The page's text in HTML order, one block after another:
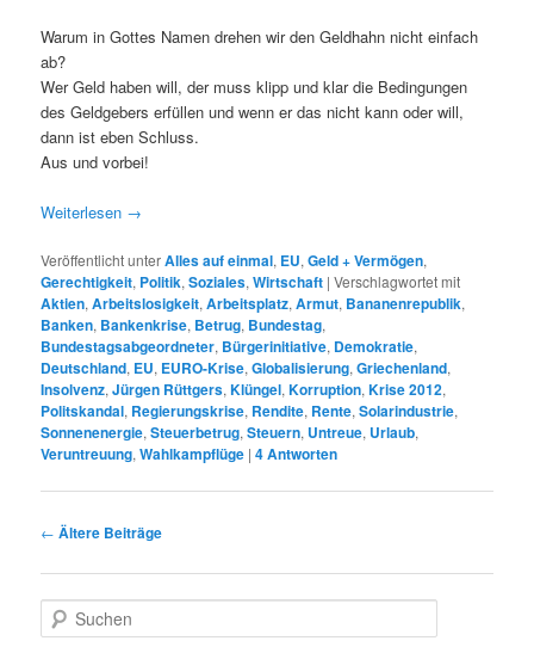
Warum in Gottes Namen drehen wir den Geldhahn nicht einfach
ab?
Wer Geld haben will, der muss klipp und klar die Bedingungen
des Geldgebers erfüllen und wenn er das nicht kann oder will,
dann ist eben Schluss.
Aus und vorbei!
Weiterlesen →
Veröffentlicht unterAlles auf einmal, EU,Geld + Vermögen,
Gerechtigkeit, Politik,Soziales,Wirtschaft |Verschlagwortet mit
Aktien,Arbeitslosigkeit,Arbeitsplatz,Armut, Bananenrepublik,
Banken, Bankenkrise, Betrug, Bundestag,
Bundestagsabgeordneter, Bürgerinitiative, Demokratie,
Deutschland, EU, EURO-Krise,Globalisierung,Griechenland,
Insolvenz,Jürgen Rüttgers,Klüngel,Korruption,Krise 2012,
Politskandal, Regierungskrise, Rendite, Rente,Solarindustrie,
Sonnenenergie,Steuerbetrug,Steuern, Untreue, Urlaub,
Veruntreuung,Wahlkampflüge |4Antworten
Beitragsnavigation
← Ältere Beiträge
u